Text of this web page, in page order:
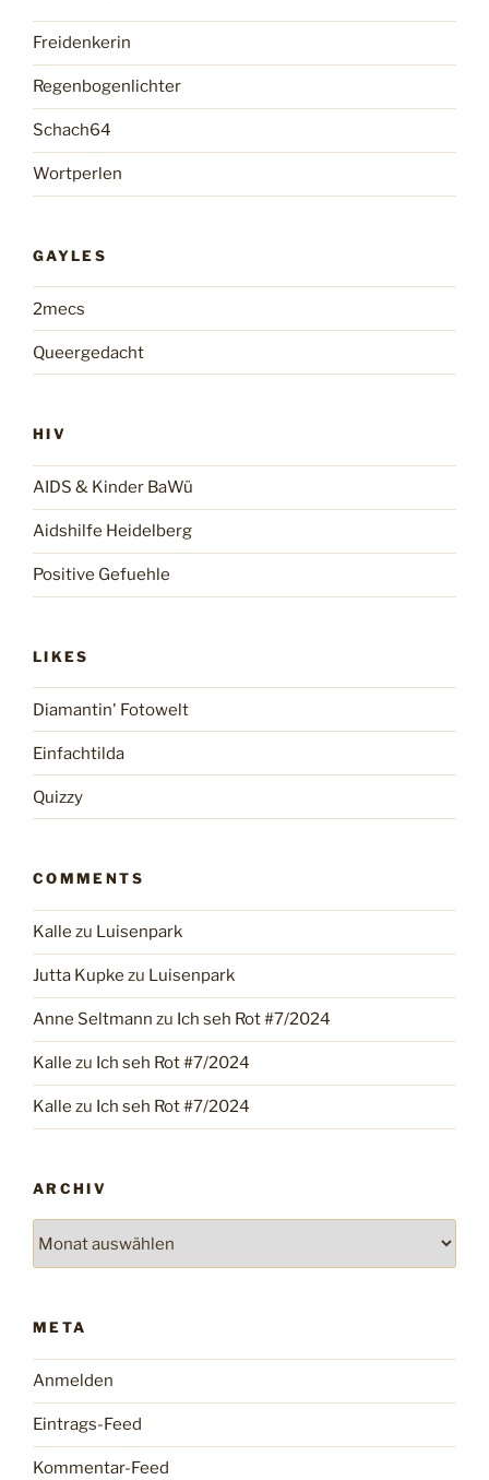
Freidenkerin
Regenbogenlichter
Schach64
Wortperlen
GAYLES
2mecs
Queergedacht
HIV
AIDS & Kinder BaWü
Aidshilfe Heidelberg
Positive Gefuehle
LIKES
Diamantin' Fotowelt
Einfachtilda
Quizzy
COMMENTS
Kalle zu Luisenpark
Jutta Kupke zu Luisenpark
Anne Seltmann zu Ich seh Rot #7/2024
Kalle zu Ich seh Rot #7/2024
Kalle zu Ich seh Rot #7/2024
ARCHIV
META
Anmelden
Eintrags-Feed
Kommentar-Feed